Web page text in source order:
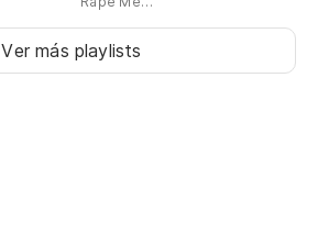
Ver más playlists